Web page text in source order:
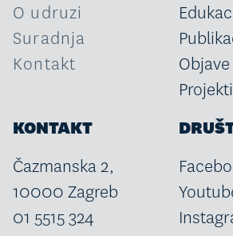
O udruzi
Suradnja
Kontakt
Projekti
KONTAKT
Čazmanska 2,
10000 Zagreb
01 5515 324